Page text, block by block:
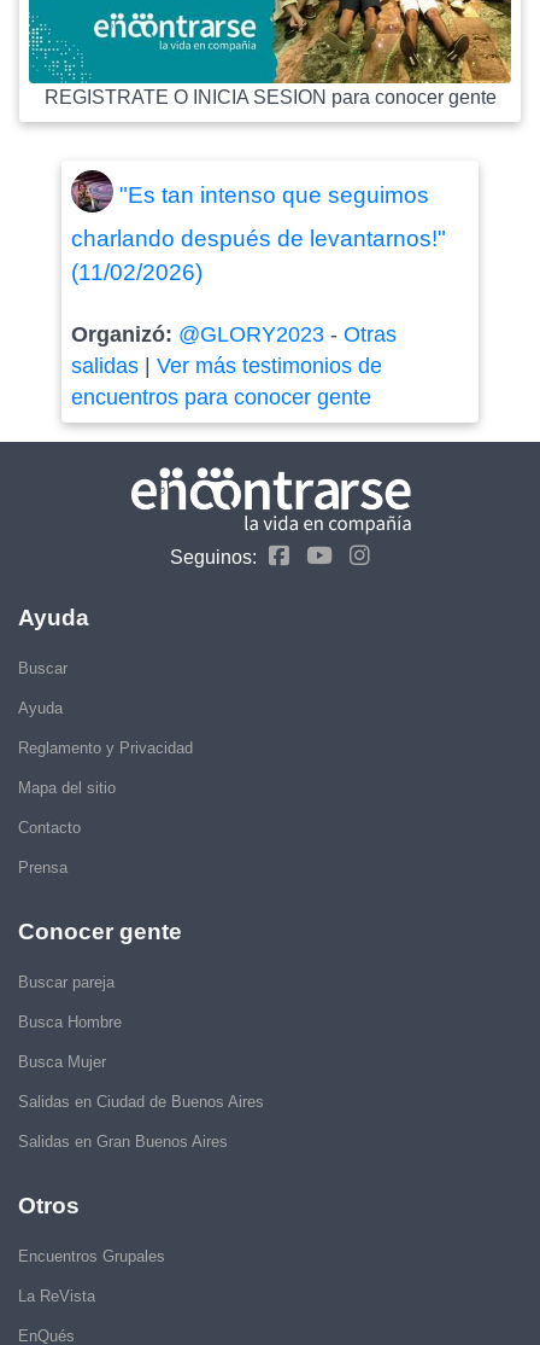
REGISTRATE O INICIA SESION para conocer gente
"Es tan intenso que seguimos
charlando después de levantarnos!"
(11/02/2026)
Organizó: @GLORY2023- Otras
salidas| Ver más testimonios de
encuentros para conocer gente
Seguinos:
Ayuda
Buscar
Ayuda
Reglamento y Privacidad
Mapa del sitio
Contacto
Prensa
Conocer gente
Buscar pareja
Busca Hombre
Busca Mujer
Salidas en Ciudad de Buenos Aires
Salidas en Gran Buenos Aires
Otros
Encuentros Grupales
La ReVista
EnQués